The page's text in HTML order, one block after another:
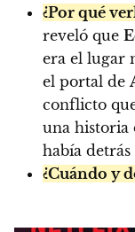
¿Por qué
reveló que
era el lugar
el portal de
conflicto
una historia
había detrás
¿Cuándo y